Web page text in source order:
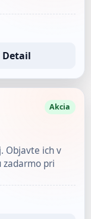
Detail
Akcia
Objavte ich v
zadarmo pri